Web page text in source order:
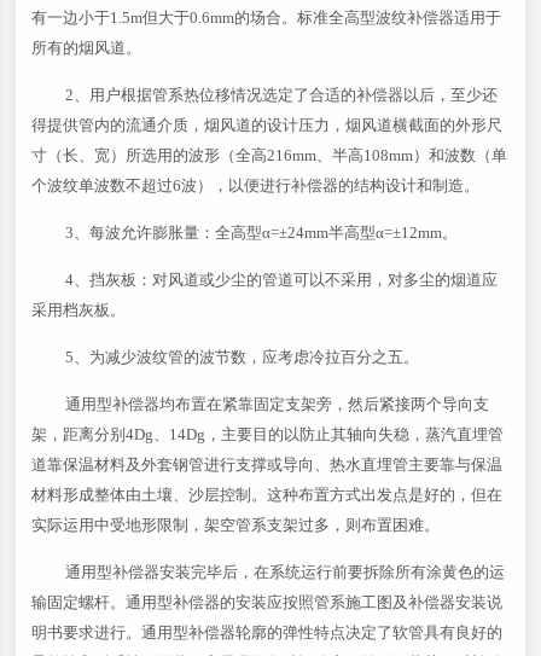
有一边小于1.5m但大于0.6mm的场合。标准全高型波纹补偿器适用于
所有的烟风道。
2、用户根据管系热位移情况选定了合适的补偿器以后，至少还
得提供管内的流通介质，烟风道的设计压力，烟风道横截面的外形尺
寸（长、宽）所选用的波形（全高216mm、半高108mm）和波数（单
个波纹单波数不超过6波），以便进行补偿器的结构设计和制造。
3、每波允许膨胀量：全高型α=±24mm半高型α=±12mm。
4、挡灰板：对风道或少尘的管道可以不采用，对多尘的烟道应
采用档灰板。
5、为减少波纹管的波节数，应考虑冷拉百分之五。
通用型补偿器均布置在紧靠固定支架旁，然后紧接两个导向支
架，距离分别4Dg、14Dg，主要目的以防止其轴向失稳，蒸汽直埋管
道靠保温材料及外套钢管进行支撑或导向、热水直埋管主要靠与保温
材料形成整体由土壤、沙层控制。这种布置方式出发点是好的，但在
实际运用中受地形限制，架空管系支架过多，则布置困难。
通用型补偿器安装完毕后，在系统运行前要拆除所有涂黄色的运
输固定螺杆。通用型补偿器的安装应按照管系施工图及补偿器安装说
明书要求进行。通用型补偿器轮廓的弹性特点决定了软管具有良好的